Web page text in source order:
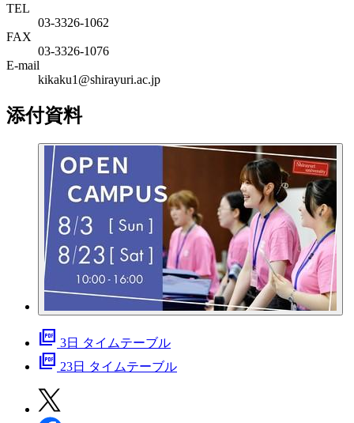
TEL
03-3326-1062
FAX
03-3326-1076
E-mail
kikaku1@shirayuri.ac.jp
添付資料
picture_as_pdf 3日 タイムテーブル
picture_as_pdf 23日 タイムテーブル